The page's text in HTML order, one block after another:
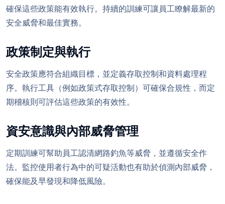
確保這些政策能有效執行。持續的訓練可讓員工瞭解最新的
安全威脅和最佳實務。
政策制定與執行
安全政策應符合組織目標，並定義存取控制和資料處理程
序。執行工具（例如政策式存取控制）可確保合規性，而定
期稽核則可評估這些政策的有效性。
資安意識與內部威脅管理
定期訓練可幫助員工認清網路釣魚等威脅，並遵循安全作
法。監控使用者行為中的可疑活動也有助於偵測內部威脅，
確保能及早發現和降低風險。